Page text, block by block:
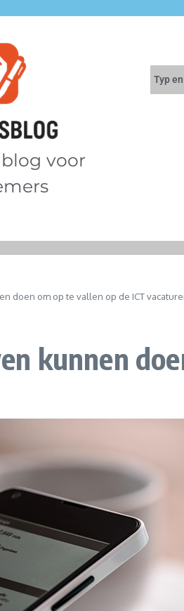
voor
doen om op te vallen op de ICT
kunnen